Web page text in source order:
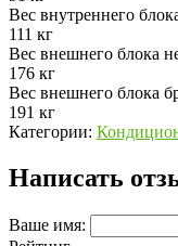
Вес внутреннего
111 кг
Вес внешнего блока
176 кг
Вес внешнего блока
191 кг
Категории:
Написать
Ваше имя: